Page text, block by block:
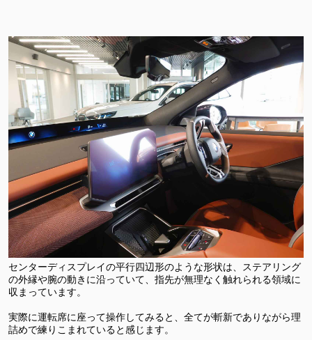
センターディスプレイの平行四辺形のような形状は、ステアリング
の外縁や腕の動きに沿っていて、指先が無理なく触れられる領域に
収まっています。
実際に運転席に座って操作してみると、全てが斬新でありながら理
詰めで練りこまれていると感じます。